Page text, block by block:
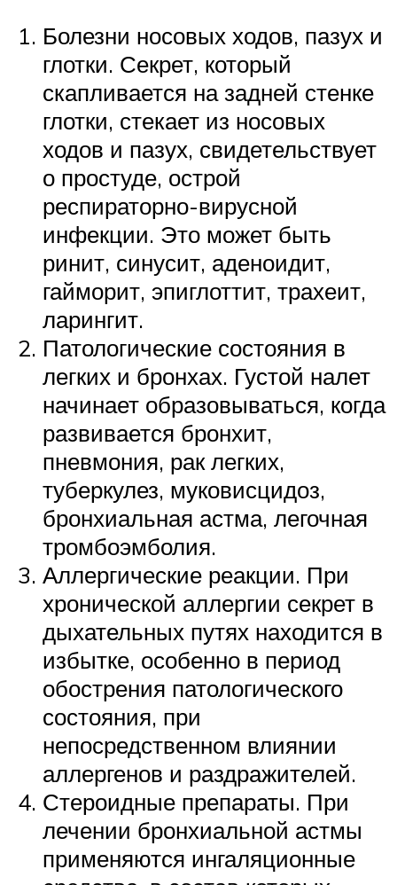
Болезни носовых ходов, пазух и
глотки. Секрет, который
скапливается на задней стенке
глотки, стекает из носовых
ходов и пазух, свидетельствует
о простуде, острой
респираторно-вирусной
инфекции. Это может быть
ринит, синусит, аденоидит,
гайморит, эпиглоттит, трахеит,
ларингит.
Патологические состояния в
легких и бронхах. Густой налет
начинает образовываться, когда
развивается бронхит,
пневмония, рак легких,
туберкулез, муковисцидоз,
бронхиальная астма, легочная
тромбоэмболия.
Аллергические реакции. При
хронической аллергии секрет в
дыхательных путях находится в
избытке, особенно в период
обострения патологического
состояния, при
непосредственном влиянии
аллергенов и раздражителей.
Стероидные препараты. При
лечении бронхиальной астмы
применяются ингаляционные